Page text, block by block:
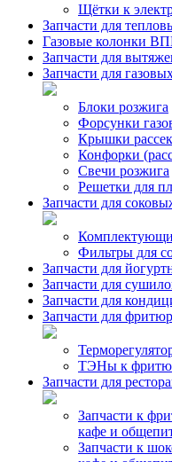
Щётки к
Запчасти для
Газовые колонки
Запчасти для
Запчасти для
Блоки розжига
Форсунки
Крышки
Конфорки
Свечи розжига
Решетки для
Запчасти для
Фильтры для
Запчасти для
Запчасти для
Запчасти для
Запчасти для
ТЭНы к
Запчасти для
Запчасти к
кафе и
Запчасти к